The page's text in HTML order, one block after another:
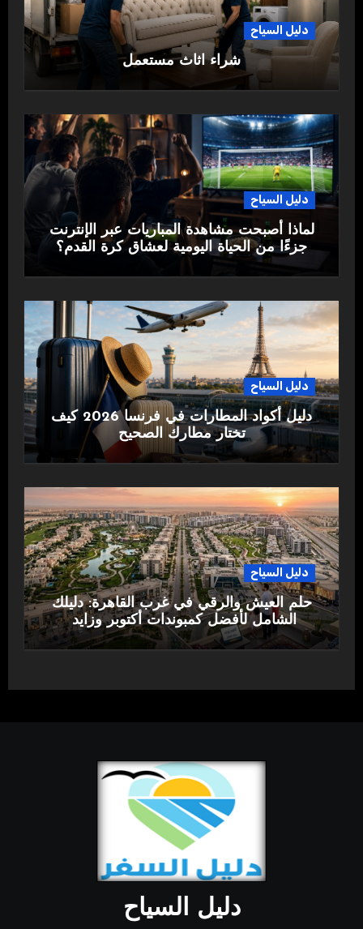
دليل السياح
شراء اثاث مستعمل
دليل السياح
لماذا أصبحت مشاهدة المباريات عبر الإنترنت
جزءًا من الحياة اليومية لعشاق كرة القدم؟
دليل السياح
دليل أكواد المطارات في فرنسا 2026 كيف
تختار مطارك الصحيح
دليل السياح
حلم العيش والرقي في غرب القاهرة: دليلك
الشامل لأفضل كمبوندات أكتوبر وزايد
دليل السياح